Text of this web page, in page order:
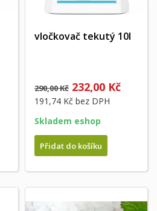
vločkovač tekutý 10l
290,00 Kč 232,00 Kč
191,74 Kč bez DPH
Skladem eshop
Přidat do košíku